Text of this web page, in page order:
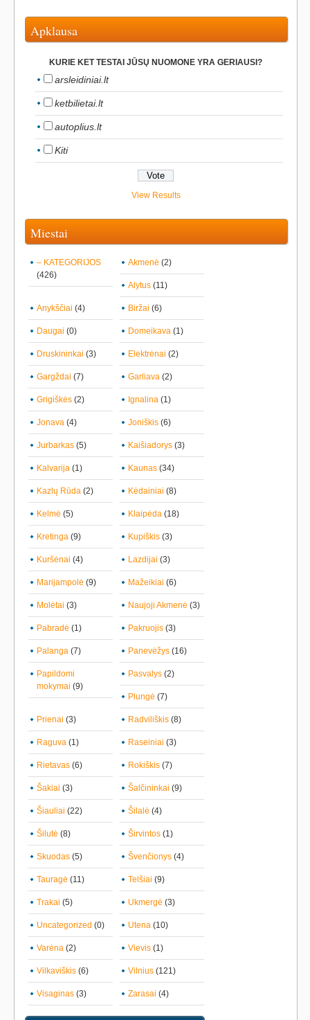
Apklausa
KURIE KET TESTAI JŪSŲ NUOMONE YRA GERIAUSI?
arsleidiniai.lt
ketbilietai.lt
autoplius.lt
Kiti
View Results
Miestai
– KATEGORIJOS
(426)
Akmenė (2)
Alytus (11)
Anykščiai (4) Biržai (6)
Daugai (0) Domeikava (1)
Druskininkai (3) Elektrėnai (2)
Gargždai (7) Garliava (2)
Grigiškės (2) Ignalina (1)
Jonava (4) Joniškis (6)
Jurbarkas (5) Kaišiadorys (3)
Kalvarija (1) Kaunas (34)
Kazlų Rūda (2) Kėdainiai (8)
Kelmė (5) Klaipėda (18)
Kretinga (9) Kupiškis (3)
Kuršėnai (4) Lazdijai (3)
Marijampolė (9) Mažeikiai (6)
Molėtai (3) Naujoji Akmenė (3)
Pabradė (1) Pakruojis (3)
Palanga (7) Panevėžys (16)
Papildomi
mokymai (9)
Pasvalys (2)
Plungė (7)
Prienai (3) Radviliškis (8)
Raguva (1) Raseiniai (3)
Rietavas (6) Rokiškis (7)
Šakiai (3) Šalčininkai (9)
Šiauliai (22) Šilalė (4)
Šilutė (8) Širvintos (1)
Skuodas (5) Švenčionys (4)
Tauragė (11) Telšiai (9)
Trakai (5) Ukmergė (3)
Uncategorized (0) Utena (10)
Varėna (2) Vievis (1)
Vilkaviškis (6) Vilnius (121)
Visaginas (3) Zarasai (4)